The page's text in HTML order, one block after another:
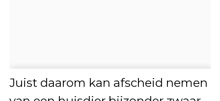
Juist daarom kan afscheid nemen